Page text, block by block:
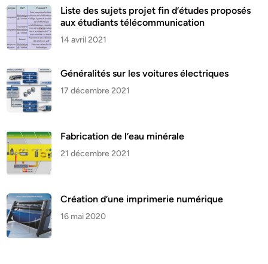
Liste des sujets projet fin d’études proposés
aux étudiants télécommunication
14 avril 2021
Généralités sur les voitures électriques
17 décembre 2021
Fabrication de l’eau minérale
21 décembre 2021
Création d’une imprimerie numérique
16 mai 2020